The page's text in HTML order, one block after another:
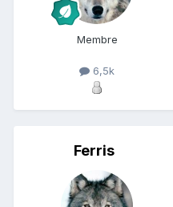
Membre
6,5k
Ferris